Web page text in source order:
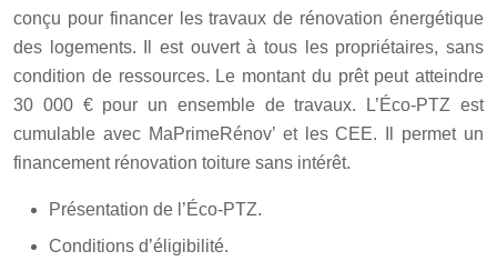
conçu pour financer les travaux de rénovation énergétique
des logements. Il est ouvert à tous les propriétaires, sans
condition de ressources. Le montant du prêt peut atteindre
30 000 € pour un ensemble de travaux. L’Éco-PTZ est
cumulable avec MaPrimeRénov’ et les CEE. Il permet un
financement rénovation toiture sans intérêt.
Présentation de l’Éco-PTZ.
Conditions d’éligibilité.